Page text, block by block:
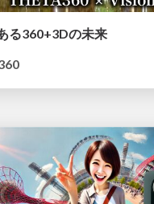
る360+3Dの未来